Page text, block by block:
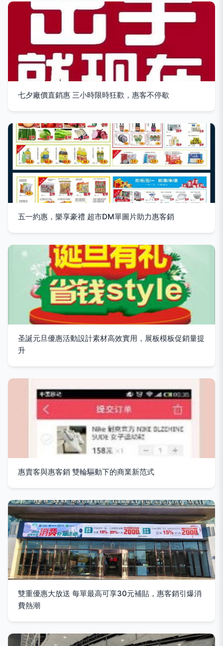
七夕廠價直銷惠 三小時限時狂歡，惠客不停歇
五一約惠，樂享豪禮 超市DM單圖片助力惠客銷
圣誕元旦優惠活動設計素材高效實用，展板模板促銷量提
升
惠賣客與惠客銷 雙輪驅動下的商業新范式
雙重優惠大放送 每單最高可享30元補貼，惠客銷引爆消
費熱潮